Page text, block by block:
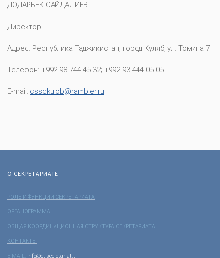
ДОДАРБЕК САЙДАЛИЕВ
Директор
Адрес: Республика Таджикистан, город Куляб, ул. Томина 7
Телефон: +992 98 744-45-32; +992 93 444-05-05
E-mail: cssckulob@rambler.ru
О СЕКРЕТАРИАТЕ
РОЛЬ И ФУНКЦИИ СЕКРЕТАРИАТА
ОРГАНОГРАММА
ОБЩАЯ КООРДИНАЦИОННАЯ СТРУКТУРА СЕКРЕТАРИАТА
КОНТАКТЫ
E-MAIL: info@ct-secretariat.tj